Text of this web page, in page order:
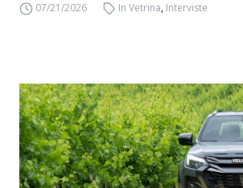
07/21/2026 In Vetrina, Interviste